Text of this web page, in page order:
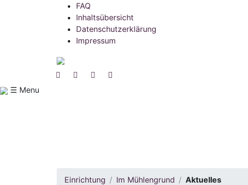
FAQ
Inhaltsübersicht
Datenschutzerklärung
Impressum
☰ Menu
Einrichtung Im Mühlengrund Aktuelles